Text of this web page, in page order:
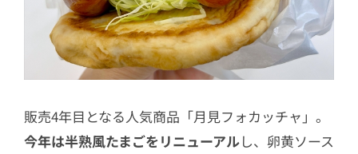
販売4年目となる人気商品「月見フォカッチャ」。
今年は半熟風たまごをリニューアルし、卵黄ソース